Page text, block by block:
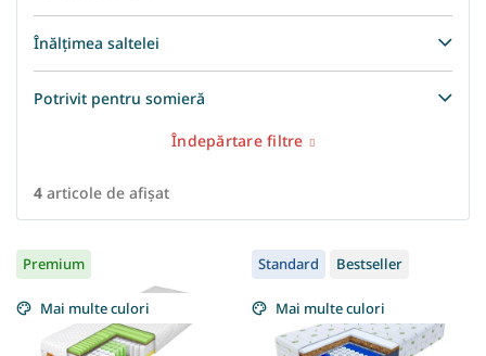
Înălțimea saltelei
Potrivit pentru somieră
Îndepărtare filtre
4 articole de afişat
L
i
s
t
Premium
Mai multe culori
Standard Bestseller
Mai multe culori